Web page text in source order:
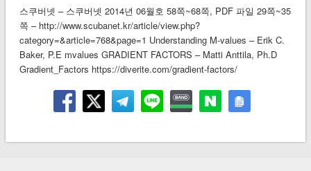
스쿠버넷 – 스쿠버넷 2014년 06월호 58쪽~68쪽, PDF 파일 29쪽~35
쪽 – http://www.scubanet.kr/article/view.php?
category=&article=768&page=1 Understanding M-values – Erik C.
Baker, P.E mvalues GRADIENT FACTORS – Matti Anttila, Ph.D
Gradient_Factors https://diverite.com/gradient-factors/